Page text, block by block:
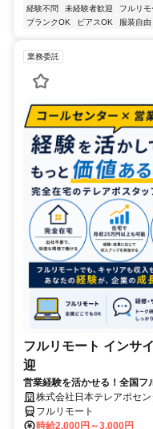
経験不問
未経験者歓迎 フルリモ
ブランクOK
ピアスOK 服装自由
業務委託
フルリモート インサ
迎
営業経験を活かせる！全国
株式会社日本テレアポセン
フルリモート
時給2,000円～3,000円